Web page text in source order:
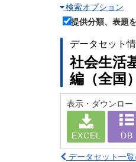
検索オプション
提供分類、表題
データセット
社会生活
編（全国
表示・ダウンロー
EXCEL DB
データセット一覧